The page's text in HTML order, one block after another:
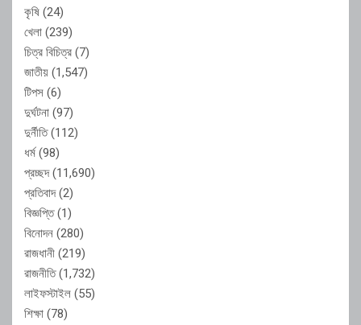
কৃষি (24)
খেলা (239)
চিত্র বিচিত্র (7)
জাতীয় (1,547)
টিপস (6)
দুর্ঘটনা (97)
দুর্নীতি(112)
ধর্ম(98)
প্রচ্ছদ(11,690)
প্রতিবাদ(2)
বিজ্ঞপ্তি(1)
বিনোদন (280)
রাজধানী (219)
রাজনীতি(1,732)
লাইফস্টাইল (55)
শিক্ষা (78)